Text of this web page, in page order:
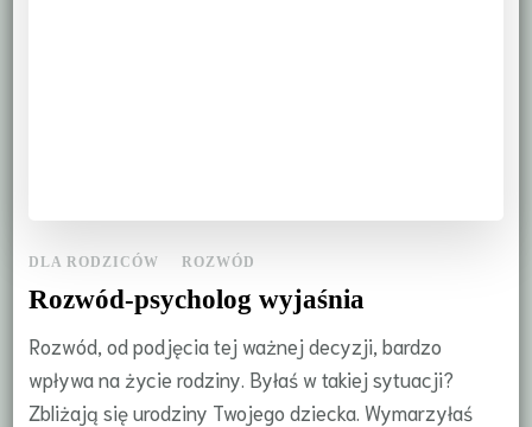
DLA RODZICÓW ROZWÓD
Rozwód-psycholog wyjaśnia
Rozwód, od podjęcia tej ważnej decyzji, bardzo
wpływa na życie rodziny. Byłaś w takiej sytuacji?
Zbliżają się urodziny Twojego dziecka. Wymarzyłaś